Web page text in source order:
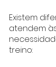
Existem
atendem
treino: